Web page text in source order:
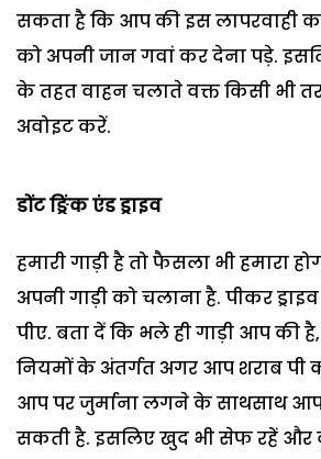
सकता है कि आप की इस लापरवाही
को अपनी जान गवां कर देना पड़े.
के तहत वाहन चलाते वक्त किसी भी
अवोइट करें.
डोंट ङ्रिंक एंड ड्राइव
हमारी गाड़ी है तो फैसला भी हमारा
अपनी गाड़ी को चलाना है. पीकर
पीए. बता दें कि भले ही गाड़ी आप की
नियमों के अंतर्गत अगर आप शराब पी
आप पर जुर्माना लगने के साथसाथ आप
सकती है. इसलिए खुद भी सेफ रहें और